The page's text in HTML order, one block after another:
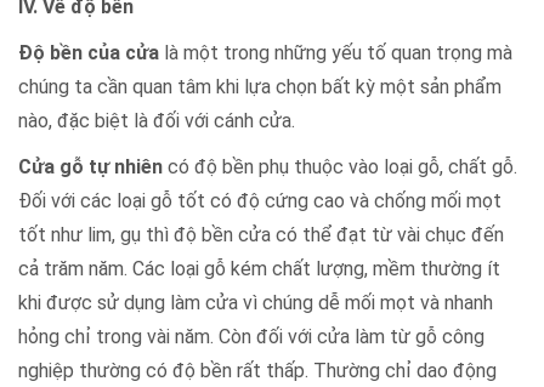
IV. Về độ bền
Độ bền của cửa là một trong những yếu tố quan trọng mà
chúng ta cần quan tâm khi lựa chọn bất kỳ một sản phẩm
nào, đặc biệt là đối với cánh cửa.
Cửa gỗ tự nhiên có độ bền phụ thuộc vào loại gỗ, chất gỗ.
Đối với các loại gỗ tốt có độ cứng cao và chống mối mọt
tốt như lim, gụ thì độ bền cửa có thể đạt từ vài chục đến
cả trăm năm. Các loại gỗ kém chất lượng, mềm thường ít
khi được sử dụng làm cửa vì chúng dễ mối mọt và nhanh
hỏng chỉ trong vài năm. Còn đối với cửa làm từ gỗ công
nghiệp thường có độ bền rất thấp. Thường chỉ dao động